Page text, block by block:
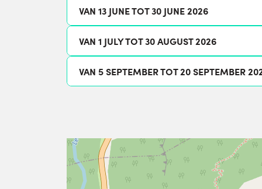
VAN 13 JUNE TOT 30 JUNE 2026
VAN 1 JULY TOT 30 AUGUST 2026
VAN 5 SEPTEMBER TOT 20 SEPTEMBER